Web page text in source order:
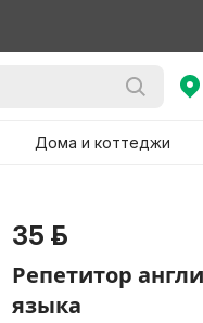
Дома и коттеджи
35 р.
Репетитор
языка